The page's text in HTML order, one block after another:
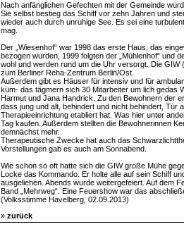
Nach anfänglichen Gefechten mit der Gemeinde
Sie selbst bestieg das Schiff vor zehn Jahren und
wieder auch durch unruhige See. Es sei eine
mag.
Der „Wiesenhof“ war 1998 das erste Haus, das
bezogen wurden, 1999 folgten der „Mühlenhof“ und
wohl und werden rund um die Uhr versorgt. Die
zum Berliner Reha-Zentrum Berlin/Ost.
Außerdem gibt es Häuser für intensiv und für
küm- das tägmern sich 30 Mitarbeiter um lich gedas
Harmut und Jana Handrick. Zu den Bewohnern der
dass jung und alt, behindert und nicht behindert, Tür
Therapieeinrichtung etabliert hat. Was hier unter
Tag kaufen. Außerdem stellten die Bewohnerinnen
demnächst mehr.
Therapeutische Zwecke hat auch das
Vorstellungen gab es auch am Sonnabend.
Wie schon so oft hatte sich die GIW große Mühe
Locke das Kommando. Er holte alle auf sein Schiff
ausgeliehen. Abends wurde weitergefeiert. Auf dem
Band „Mehrweg“. Eine Feuershow war das
(Volksstimme Havelberg, 02.09.2013)
» zurück